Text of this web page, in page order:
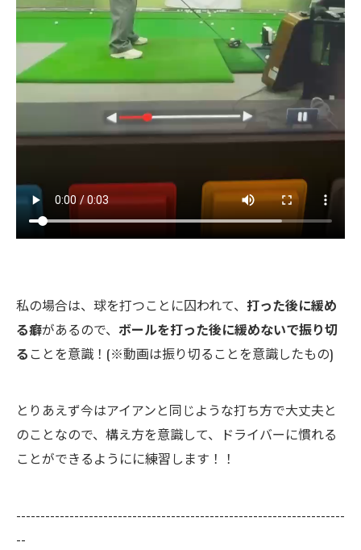
私の場合は、球を打つことに囚われて、 打った後に緩め
る癖があるので、 ボールを打った後に緩めないで振り切
る ことを意識！(※動画は振り切ることを意識したもの)
とりあえず今はアイアンと同じような打ち方で大丈夫と
のことなので、構え方を意識して、ドライバーに慣れる
ことができるようにに練習します！！
--------------------------------------------------------------------
--